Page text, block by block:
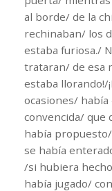
al borde/ de la
rechinaban/ los
estaba furiosa./
trataran/ de esa
estaba llorando!/
ocasiones/
convencida/ que
había
se había
/si hubiera
había jugado/